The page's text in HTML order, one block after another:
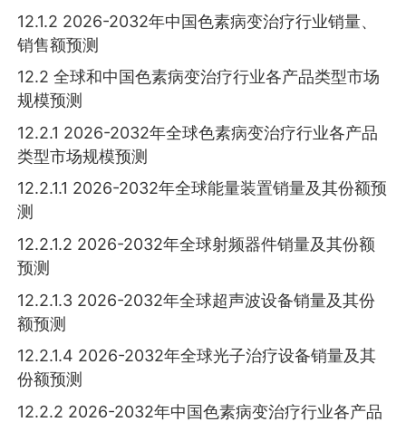
12.1.2 2026-2032年中国色素病变治疗行业销量、
销售额预测
12.2 全球和中国色素病变治疗行业各产品类型市场
规模预测
12.2.1 2026-2032年全球色素病变治疗行业各产品
类型市场规模预测
12.2.1.1 2026-2032年全球能量装置销量及其份额预
测
12.2.1.2 2026-2032年全球射频器件销量及其份额
预测
12.2.1.3 2026-2032年全球超声波设备销量及其份
额预测
12.2.1.4 2026-2032年全球光子治疗设备销量及其
份额预测
12.2.2 2026-2032年中国色素病变治疗行业各产品